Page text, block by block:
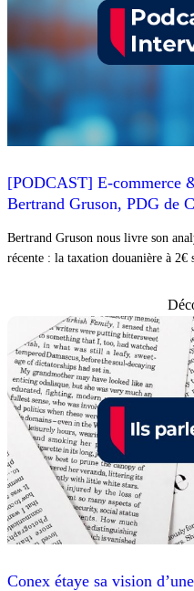
[PODCAST] E-commerce
Bertrand Gruson, PDG de
Bertrand Gruson nous livre son
récente : la taxation douanière à 2€
Conex étaye sa vision